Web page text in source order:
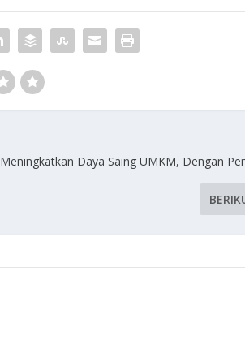
Meningkatkan Daya Saing UMKM, Dengan